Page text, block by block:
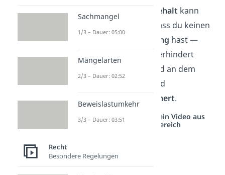
Eine Zahlung
ohne Vorbehalt kann
dagegen dazu führen, dass du keinen
Anspruch auf
Rückzahlung hast —
nach
soll so verhindert
werden, dass sich jemand an dem
zurückbekommenen Geld
ungerechtfertigt bereichert.
Studyflix vernetzt: Hier ein Video aus
einem anderen Bereich
Sachmangel
1/3 – Dauer: 05:00
Mängelarten
2/3 – Dauer: 02:52
Beweislastumkehr
3/3 – Dauer: 03:51
Recht
Besondere Regelungen